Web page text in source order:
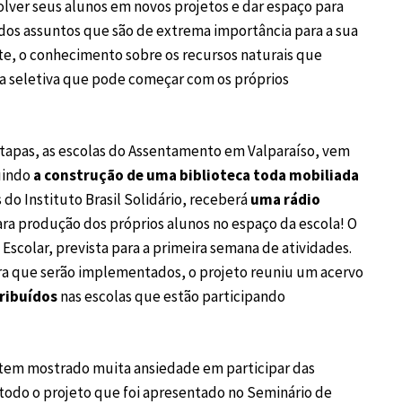
seus alunos em novos projetos e dar espaço para
assuntos que são de extrema importância para a sua
o conhecimento sobre os recursos naturais que
que pode começar com os próprios
as escolas do Assentamento em Valparaíso, vem
a construção de uma biblioteca toda mobiliada
Instituto Brasil Solidário, receberáuma rádio
produção dos próprios alunos no espaço da escola! O
prevista para a primeira semana de atividades.
que serão implementados, o projeto reuniu um acervo
nas escolas que estão participando
mostrado muita ansiedade em participar das
o projeto que foi apresentado no Seminário de